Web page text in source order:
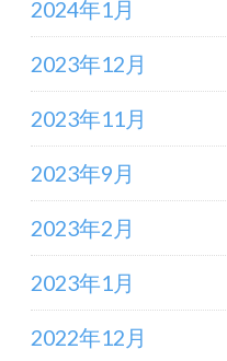
2024年1月
2023年12月
2023年11月
2023年9月
2023年2月
2023年1月
2022年12月